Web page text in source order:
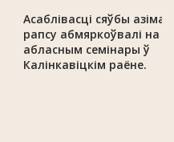
Асаблівасці сяўбы
рапсу абмяркоўвалі на
абласным семінары ў
Калінкавіцкім раёне.